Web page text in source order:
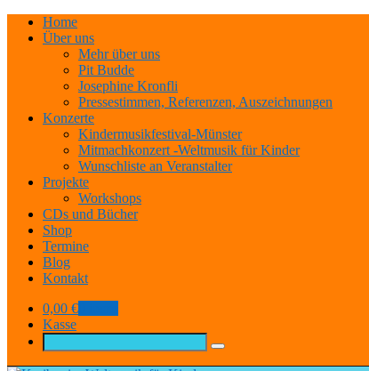
Home
Über uns
Mehr über uns
Pit Budde
Josephine Kronfli
Pressestimmen, Referenzen, Auszeichnungen
Konzerte
Kindermusikfestival-Münster
Mitmachkonzert -Weltmusik für Kinder
Wunschliste an Veranstalter
Projekte
Workshops
CDs und Bücher
Shop
Termine
Blog
Kontakt
0,00 €
Kasse